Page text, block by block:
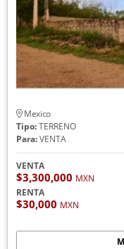
Mexico
Tipo:TERRENO
Para:VENTA
VENTA
$3,300,000 MXN
RENTA
$30,000 MXN